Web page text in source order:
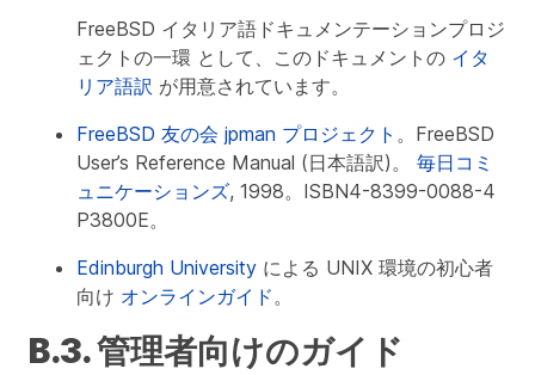
FreeBSD イタリア語ドキュメンテーションプロジ
ェクトの一環 として、このドキュメントの イタ
リア語訳 が用意されています。
FreeBSD 友の会 jpman プロジェクト 。FreeBSD
User’s Reference Manual (日本語訳)。 毎日コミ
ュニケーションズ, 1998。ISBN4-8399-0088-4
P3800E。
Edinburgh University による UNIX 環境の初心者
向け オンラインガイド 。
B.3. 管理者向けのガイド